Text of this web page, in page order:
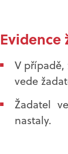
Evidence
V
vede
Žadatel
nastaly.